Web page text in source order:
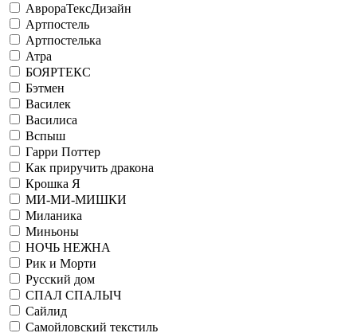
АврораТексДизайн
Артпостель
Артпостелька
Атра
БОЯРТЕКС
Бэтмен
Василек
Василиса
Вспыш
Гарри Поттер
Как приручить дракона
Крошка Я
МИ-МИ-МИШКИ
Миланика
Миньоны
НОЧЬ НЕЖНА
Рик и Морти
Русский дом
СПАЛ СПАЛЫЧ
Сайлид
Самойловский текстиль